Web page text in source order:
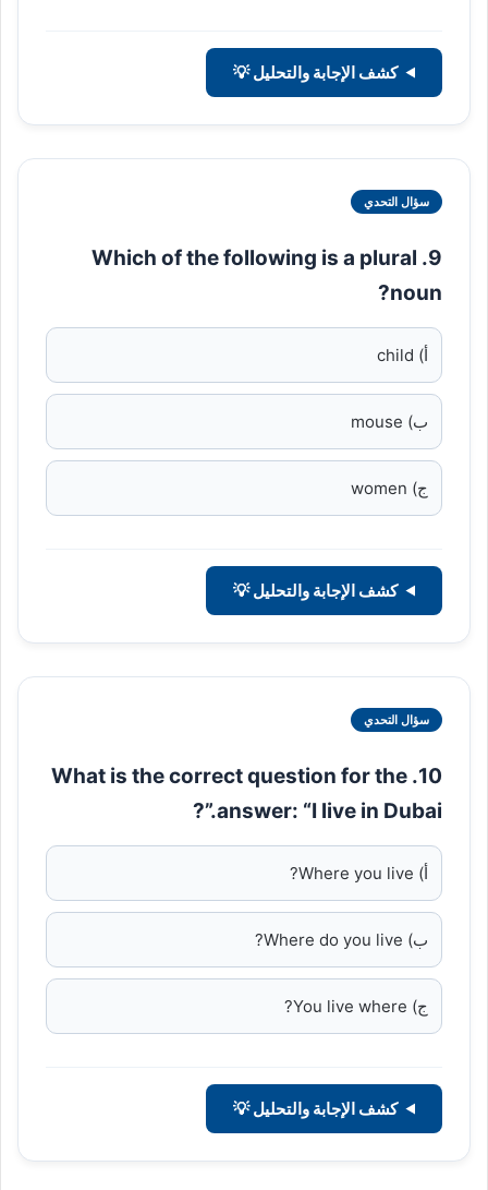
كشف الإجابة والتحليل 💡
سؤال التحدي
9. Which of the following is a plural
noun?
أ) child
ب) mouse
ج) women
كشف الإجابة والتحليل 💡
سؤال التحدي
10. What is the correct question for the
answer: “I live in Dubai.”?
أ) Where you live?
ب) Where do you live?
ج) You live where?
كشف الإجابة والتحليل 💡